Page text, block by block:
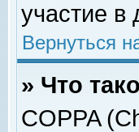
участие в
Вернуться
» Что
COPPA